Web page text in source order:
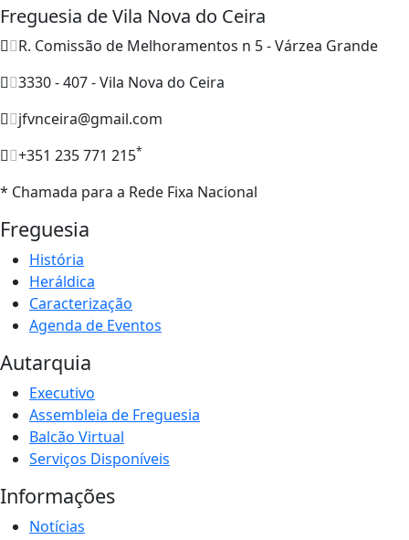
Freguesia de Vila Nova do Ceira
R. Comissão de Melhoramentos n 5 - Várzea Grande
3330 - 407 - Vila Nova do Ceira
jfvnceira@gmail.com
+351 235 771 215*
* Chamada para a Rede Fixa Nacional
Freguesia
História
Heráldica
Caracterização
Agenda de Eventos
Autarquia
Executivo
Assembleia de Freguesia
Balcão Virtual
Serviços Disponíveis
Informações
Notícias